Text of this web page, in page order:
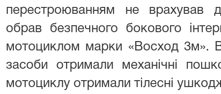
перестроюванням не врахував
обрав безпечного бокового
мотоциклом марки «Восход 3м».
засоби отримали механічні
мотоциклу отримали тілесні